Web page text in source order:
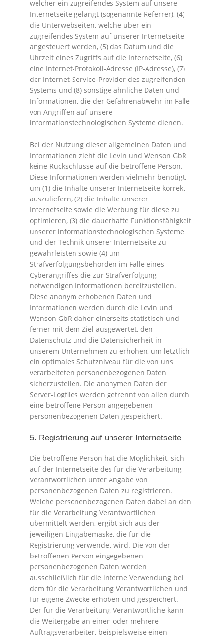
welcher ein zugreifendes System auf unsere
Internetseite gelangt (sogenannte Referrer), (4)
die Unterwebseiten, welche über ein
zugreifendes System auf unserer Internetseite
angesteuert werden, (5) das Datum und die
Uhrzeit eines Zugriffs auf die Internetseite, (6)
eine Internet-Protokoll-Adresse (IP-Adresse), (7)
der Internet-Service-Provider des zugreifenden
Systems und (8) sonstige ähnliche Daten und
Informationen, die der Gefahrenabwehr im Falle
von Angriffen auf unsere
informationstechnologischen Systeme dienen.
Bei der Nutzung dieser allgemeinen Daten und
Informationen zieht die Levin und Wenson GbR
keine Rückschlüsse auf die betroffene Person.
Diese Informationen werden vielmehr benötigt,
um (1) die Inhalte unserer Internetseite korrekt
auszuliefern, (2) die Inhalte unserer
Internetseite sowie die Werbung für diese zu
optimieren, (3) die dauerhafte Funktionsfähigkeit
unserer informationstechnologischen Systeme
und der Technik unserer Internetseite zu
gewährleisten sowie (4) um
Strafverfolgungsbehörden im Falle eines
Cyberangriffes die zur Strafverfolgung
notwendigen Informationen bereitzustellen.
Diese anonym erhobenen Daten und
Informationen werden durch die Levin und
Wenson GbR daher einerseits statistisch und
ferner mit dem Ziel ausgewertet, den
Datenschutz und die Datensicherheit in
unserem Unternehmen zu erhöhen, um letztlich
ein optimales Schutzniveau für die von uns
verarbeiteten personenbezogenen Daten
sicherzustellen. Die anonymen Daten der
Server-Logfiles werden getrennt von allen durch
eine betroffene Person angegebenen
personenbezogenen Daten gespeichert.
5. Registrierung auf unserer Internetseite
Die betroffene Person hat die Möglichkeit, sich
auf der Internetseite des für die Verarbeitung
Verantwortlichen unter Angabe von
personenbezogenen Daten zu registrieren.
Welche personenbezogenen Daten dabei an den
für die Verarbeitung Verantwortlichen
übermittelt werden, ergibt sich aus der
jeweiligen Eingabemaske, die für die
Registrierung verwendet wird. Die von der
betroffenen Person eingegebenen
personenbezogenen Daten werden
ausschließlich für die interne Verwendung bei
dem für die Verarbeitung Verantwortlichen und
für eigene Zwecke erhoben und gespeichert.
Der für die Verarbeitung Verantwortliche kann
die Weitergabe an einen oder mehrere
Auftragsverarbeiter, beispielsweise einen